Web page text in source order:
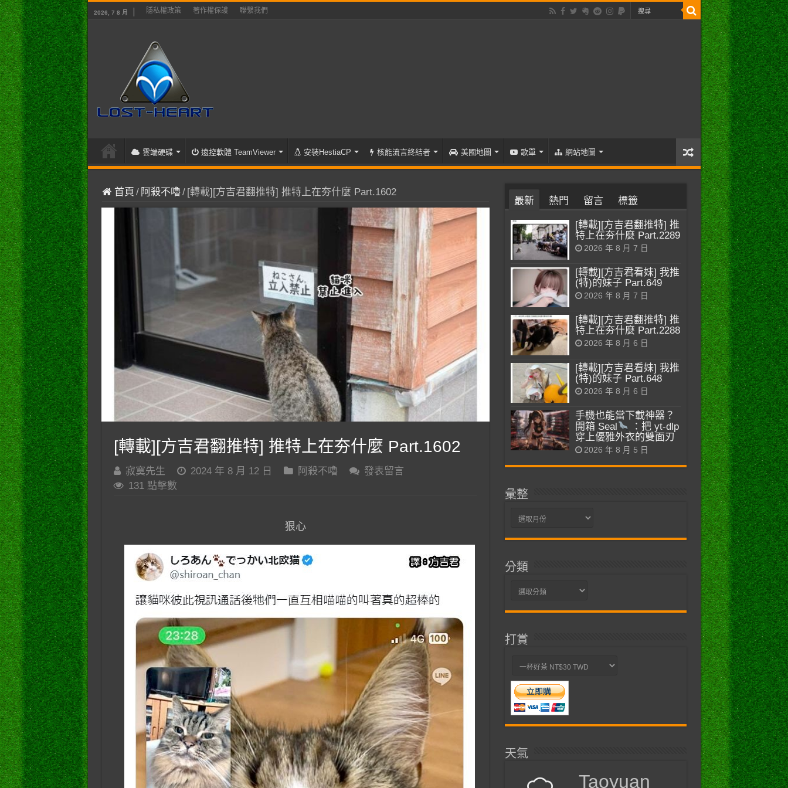
2026, 7 8 月 隱私權政策 著作權保護 聯繫我們
雲端硬碟 遠控軟體 TeamViewer 安裝HestiaCP 核能流言終結者 美國地圖 歌單 網站地圖
首頁 / 阿殺不嚕/ [轉載][方吉君翻推特] 推特上在夯什麼 Part.1602
[轉載][方吉君翻推特] 推特上在夯什麼 Part.1602
寂寞先生 2024 年 8 月 12 日 阿殺不嚕
發表留言
131 點擊數
狠心
最新 熱門 留言 標籤
[轉載][方吉君翻推特] 推
特上在夯什麼 Part.2289
2026 年 8 月 7 日
[轉載][方吉君看妹] 我推
(特)的妹子 Part.649
2026 年 8 月 7 日
[轉載][方吉君翻推特] 推
特上在夯什麼 Part.2288
2026 年 8 月 6 日
[轉載][方吉君看妹] 我推
(特)的妹子 Part.648
2026 年 8 月 6 日
手機也能當下載神器？
開箱 Seal
：把 yt-dlp
穿上優雅外衣的雙面刃
2026 年 8 月 5 日
彙整
彙
分類
分
打賞
天氣
Taoyuan